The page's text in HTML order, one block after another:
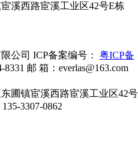
溪西路宦溪工业区42号E栋
公司 ICP备案编号： 粤ICP备
8331 邮 箱：everlas@163.com
圃镇宦溪西路宦溪工业区42号
3307-0862